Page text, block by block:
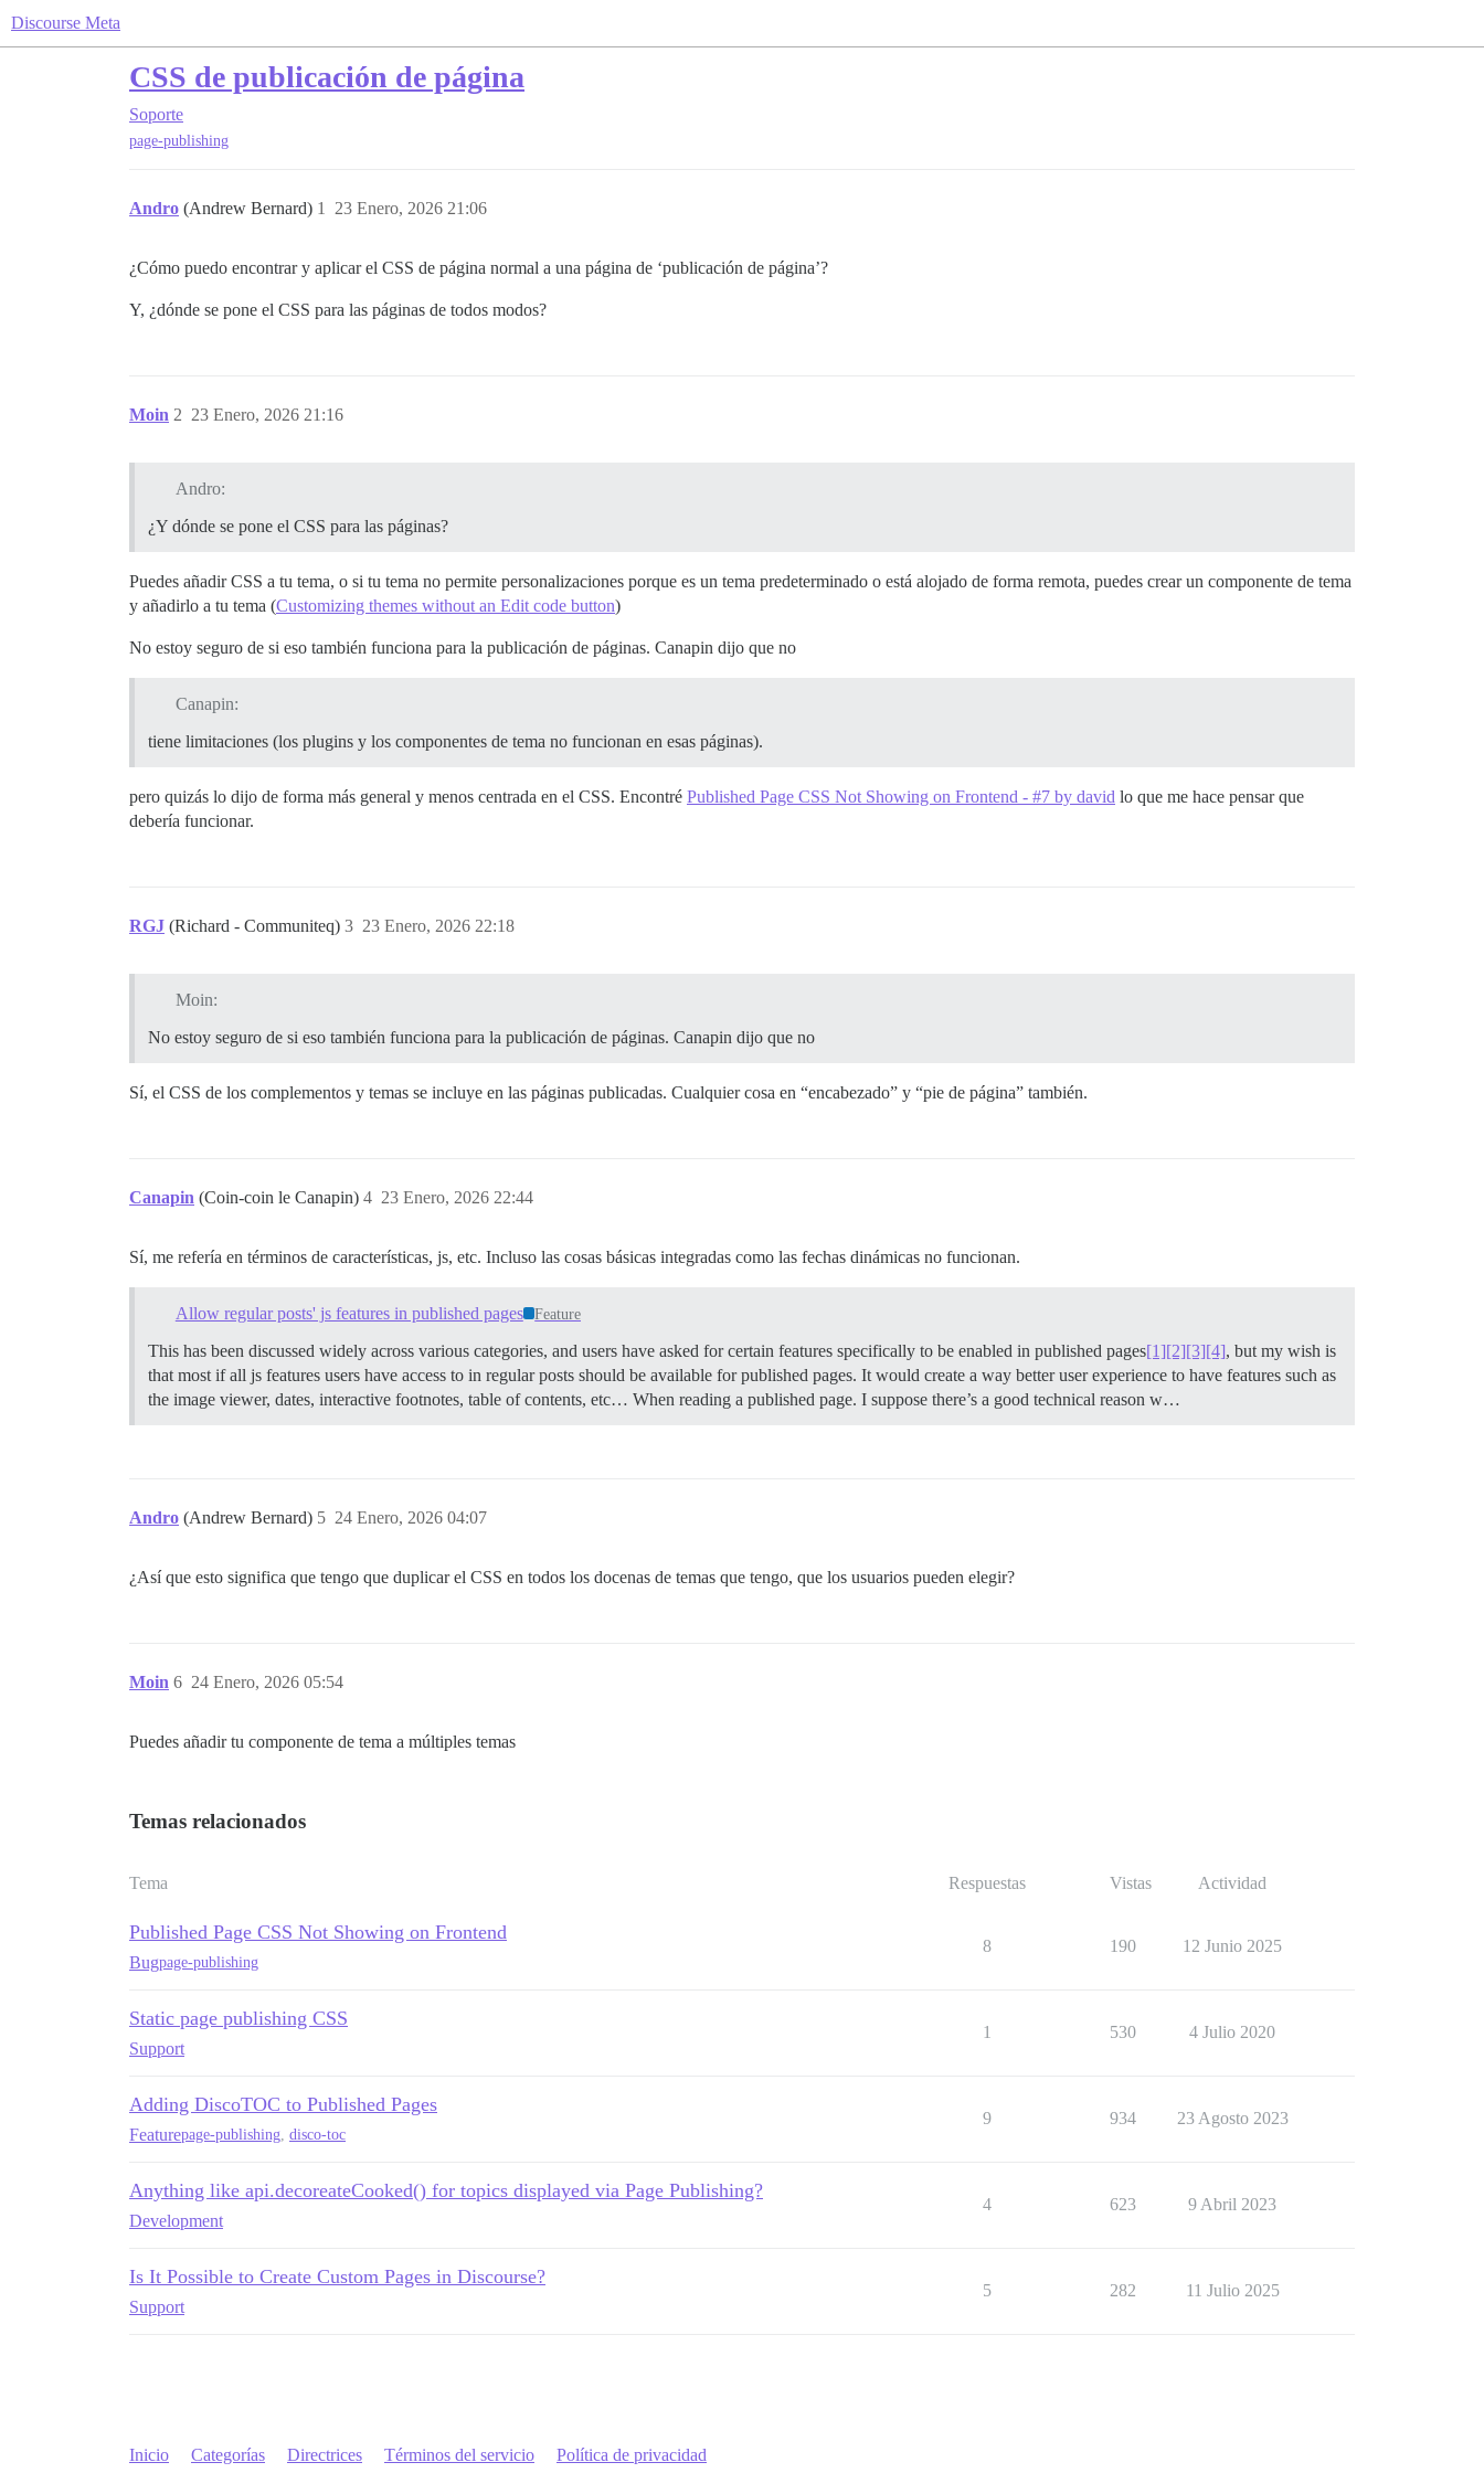
Discourse Meta
CSS de publicación de página
Soporte
page-publishing
Andro (Andrew Bernard) 23 Enero, 2026 21:06
1
¿Cómo puedo encontrar y aplicar el CSS de página normal a una página de ‘publicación de página’?
Y, ¿dónde se pone el CSS para las páginas de todos modos?
Moin 23 Enero, 2026 21:16
2
Andro:
¿Y dónde se pone el CSS para las páginas?
Puedes añadir CSS a tu tema, o si tu tema no permite personalizaciones porque es un tema predeterminado o está alojado de forma remota, puedes crear un componente de tema
y añadirlo a tu tema (Customizing themes without an Edit code button)
No estoy seguro de si eso también funciona para la publicación de páginas. Canapin dijo que no
Canapin:
tiene limitaciones (los plugins y los componentes de tema no funcionan en esas páginas).
pero quizás lo dijo de forma más general y menos centrada en el CSS. Encontré Published Page CSS Not Showing on Frontend - #7 by david lo que me hace pensar que
debería funcionar.
RGJ (Richard - Communiteq) 23 Enero, 2026 22:18
3
Moin:
No estoy seguro de si eso también funciona para la publicación de páginas. Canapin dijo que no
Sí, el CSS de los complementos y temas se incluye en las páginas publicadas. Cualquier cosa en “encabezado” y “pie de página” también.
Canapin (Coin-coin le Canapin) 23 Enero, 2026 22:44
4
Sí, me refería en términos de características, js, etc. Incluso las cosas básicas integradas como las fechas dinámicas no funcionan.
Allow regular posts' js features in published pages Feature
This has been discussed widely across various categories, and users have asked for certain features specifically to be enabled in published pages[1][2][3][4], but my wish is
that most if all js features users have access to in regular posts should be available for published pages. It would create a way better user experience to have features such as
the image viewer, dates, interactive footnotes, table of contents, etc… When reading a published page. I suppose there’s a good technical reason w…
Andro (Andrew Bernard) 24 Enero, 2026 04:07
5
¿Así que esto significa que tengo que duplicar el CSS en todos los docenas de temas que tengo, que los usuarios pueden elegir?
Moin 24 Enero, 2026 05:54
6
Puedes añadir tu componente de tema a múltiples temas
Temas relacionados
Tema Respuestas Vistas Actividad
Published Page CSS Not Showing on Frontend
Bugpage-publishing
8 190 12 Junio 2025
Static page publishing CSS
Support
1 530 4 Julio 2020
Adding DiscoTOC to Published Pages
Featurepage-publishing, disco-toc
9 934 23 Agosto 2023
Anything like api.decoreateCooked() for topics displayed via Page Publishing?
Development
4 623 9 Abril 2023
Is It Possible to Create Custom Pages in Discourse?
Support
5 282 11 Julio 2025
Inicio Categorías Directrices Términos del servicio Política de privacidad